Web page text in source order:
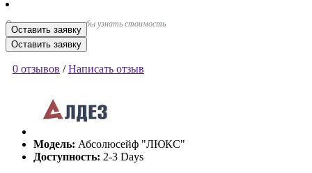
Оставьте заявку, чтобы узнать стоимость
Оставить заявку
Оставить заявку
0 отзывов /Написать отзыв
Модель: Абсолюсейф "ЛЮКС"
Доступность: 2-3 Days